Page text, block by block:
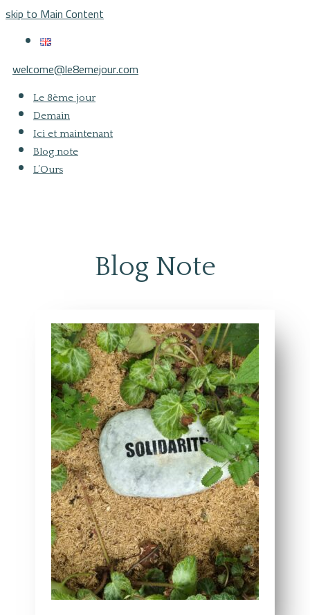
skip to Main Content
welcome@le8emejour.com
Le 8ème jour
Demain
Ici et maintenant
Blog note
L’Ours
Blog Note